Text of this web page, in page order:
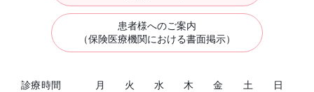
患者様へのご案内
（保険医療機関における書面掲示）
診療時間 月 火 水 木 金 土 日